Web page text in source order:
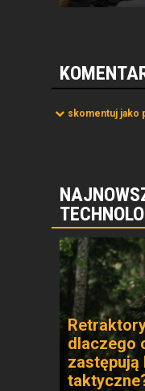
skomentuj jako
dlaczego
zastępują